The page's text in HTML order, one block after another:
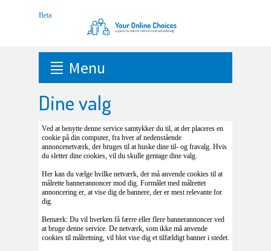
Menu
Dine valg
Ved at benytte denne service samtykker du til, at der placeres en
cookie på din computer, fra hver af nedenstående
annoncenetværk, der bruges til at huske dine til- og fravalg. Hvis
du sletter dine cookies, vil du skulle gentage dine valg.
Her kan du vælge hvilke netværk, der må anvende cookies til at
målrette bannerannoncer mod dig. Formålet med målrettet
annoncering er, at vise dig de bannere, der er mest relevante for
dig.
Bemærk: Du vil hverken få færre eller flere bannerannoncer ved
at bruge denne service. De netværk, som ikke må anvende
cookies til målretning, vil blot vise dig et tilfældigt banner i stedet.